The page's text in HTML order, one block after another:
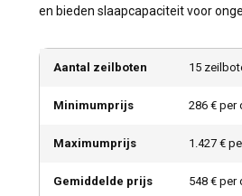
en bieden slaapcapaciteit voor
Aantal zeilboten 15
Minimumprijs 286 € per
Maximumprijs 1.427 €
Gemiddelde prijs 548 € per